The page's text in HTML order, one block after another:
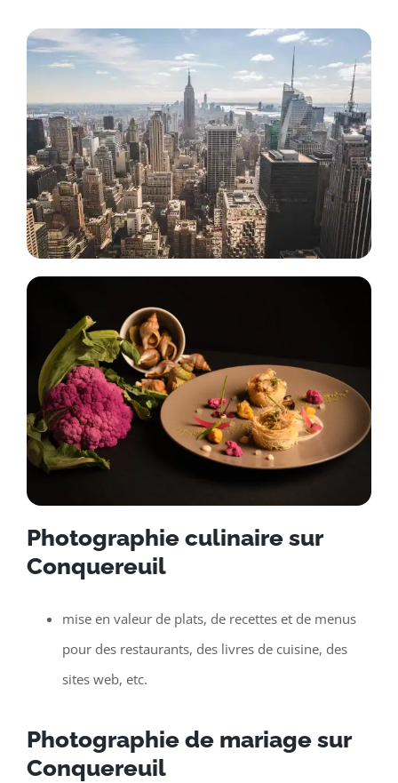
Photographie culinaire sur
Conquereuil
mise en valeur de plats, de recettes et de menus
pour des restaurants, des livres de cuisine, des
sites web, etc.
Photographie de mariage sur
Conquereuil